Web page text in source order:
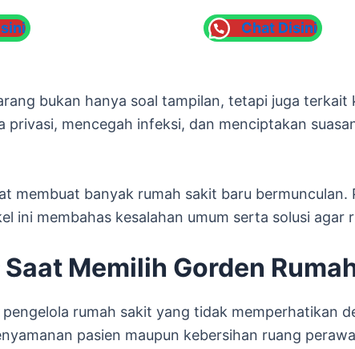
Chat Disini
bukan hanya soal tampilan, tetapi juga
privasi, mencegah infeksi, dan menciptakan
membuat banyak rumah sakit baru
ini membahas kesalahan umum serta solusi
Memilih Gorden
rumah sakit yang tidak memperhatikan
pasien maupun kebersihan ruang